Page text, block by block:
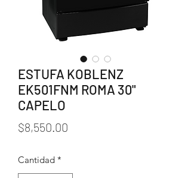
ESTUFA KOBLENZ
EK501FNM ROMA 30"
CAPELO
$8,550.00
Cantidad *